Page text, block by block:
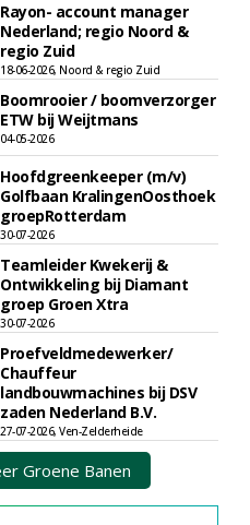
Rayon- account manager
Nederland; regio Noord &
regio Zuid
18-06-2026, Noord & regio Zuid
Boomrooier / boomverzorger
ETW bij Weijtmans
04-05-2026
Hoofdgreenkeeper (m/v)
Golfbaan KralingenOosthoek
groepRotterdam
30-07-2026
Teamleider Kwekerij &
Ontwikkeling bij Diamant
groep Groen Xtra
30-07-2026
Proefveldmedewerker/
Chauffeur
landbouwmachines bij DSV
zaden Nederland B.V.
27-07-2026, Ven-Zelderheide
Groene Banen